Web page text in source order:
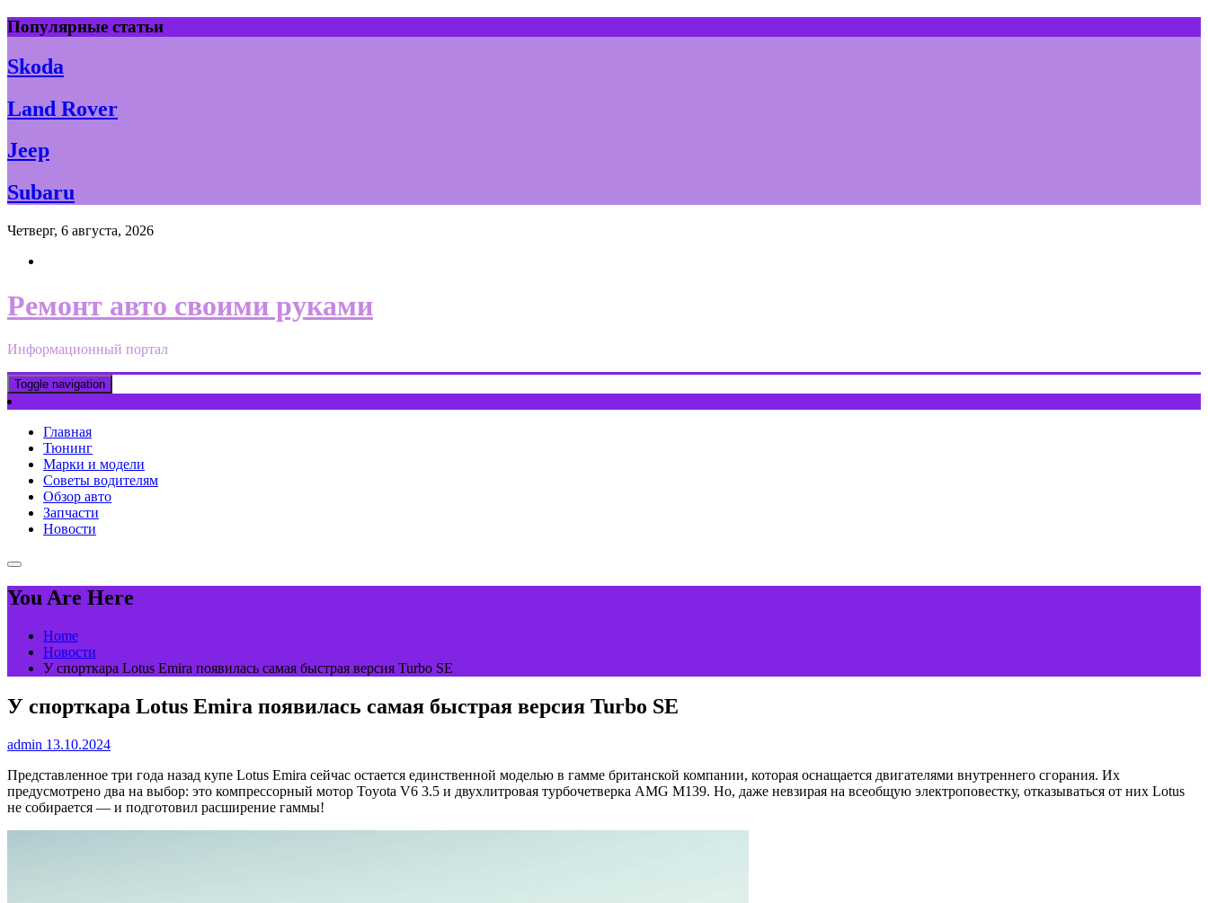
Skip
to
content
Популярные статьи
Skoda
Land Rover
Jeep
Subaru
Четверг, 6 августа, 2026
Ремонт авто своими руками
Информационный портал
Toggle navigation
Главная
Тюнинг
Марки и модели
Советы водителям
Обзор авто
Запчасти
Новости
You Are Here
Home
Новости
У спорткара Lotus Emira появилась самая быстрая версия Turbo SE
У спорткара Lotus Emira появилась самая быстрая версия Turbo SE
admin 13.10.2024
Представленное три года назад купе Lotus Emira сейчас остается единственной моделью в гамме британской компании, которая оснащается двигателями внутреннего сгорания. Их
предусмотрено два на выбор: это компрессорный мотор Toyota V6 3.5 и двухлитровая турбочетверка AMG M139. Но, даже невзирая на всеобщую электроповестку, отказываться от них Lotus
не собирается — и подготовил расширение гаммы!